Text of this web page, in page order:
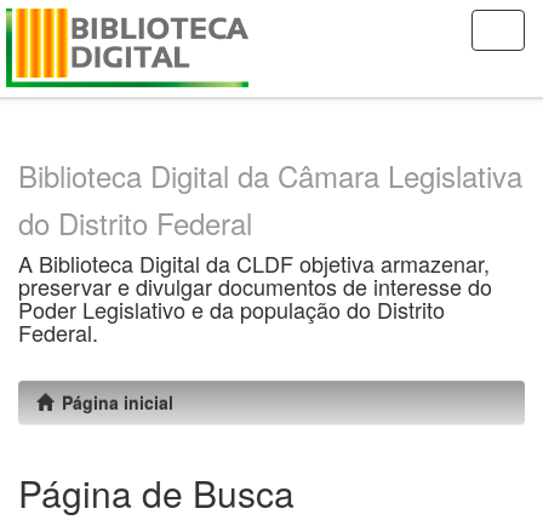
Skip
Biblioteca Digital da Câmara Legislativa
do Distrito Federal
A Biblioteca Digital da CLDF objetiva armazenar,
preservar e divulgar documentos de interesse do
Poder Legislativo e da população do Distrito
Federal.
Página inicial
Página de Busca